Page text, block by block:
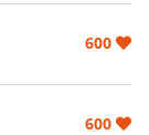
600
600